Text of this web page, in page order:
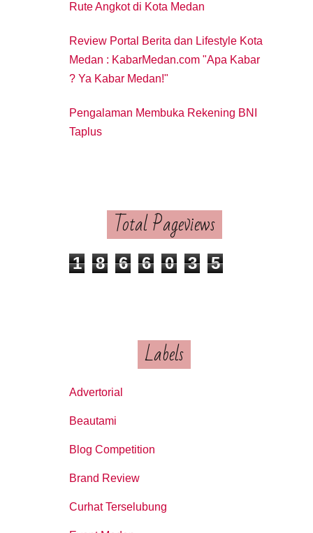
Rute Angkot di Kota Medan
Review Portal Berita dan Lifestyle Kota
Medan : KabarMedan.com "Apa Kabar
? Ya Kabar Medan!"
Pengalaman Membuka Rekening BNI
Taplus
Total Pageviews
1 8 6 6 0 3 5
Labels
Advertorial
Beautami
Blog Competition
Brand Review
Curhat Terselubung